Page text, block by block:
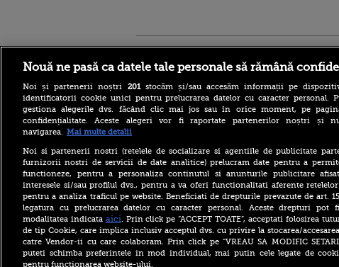
Nivelul scăzut al Dunării a
scos la iveală fundațiile
unui pod roman vechi de
aproape 1.700 de ani. FOTO
Bacteria care „mănâncă”
țesuturile a provocat
moartea a cinci persoane în
acest an, anunță autoritățile
Bolojan, înaintea ratingului
de țară Moody’s: Am fost
Nouă ne pasă ca datele tale personale să rămână
Noi și partenerii noștri 201stocăm și/sau accesăm informații pe
identificatorii cookie unici pentru prelucrarea datelor cu caracter personal.
gestiona alegerile dvs. făcând clic mai jos sau în orice moment, pe
confidențialitate. Aceste alegeri vor fi raportate partenerilor noștri și
navigarea. Mai multe detalii
Noi si partenerii nostri (retelele de socializare si agentiile de publicitate
furnizorii nostri de servicii de date analitice) prelucram date pentru a
functioneze, pentru a personaliza continutul si anunturile publicitare
interesele si/sau profilul dvs., pentru a va oferi functionalitati aferente
pentru a analiza traficul pe website. Beneficiati de drepturile prevazute de art.
legatura cu prelucrarea datelor cu caracter personal. Aceste drepturi pot
modalitatea indicata aici. Prin click pe “ACCEPT TOATE”, acceptati folosirea
de tip Cookie, care implica inclusiv acceptul dvs. cu privire la stocarea/
catre Vendor-ii cu care colaboram. Prin click pe “VREAU SA MODIFIC
puteti schimba preferintele in mod individual, mai putin cele legate de
pentru functionarea website-ului.